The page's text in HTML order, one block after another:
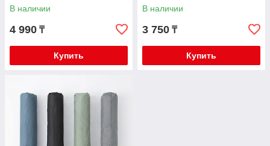
В наличии
4 990 ₸
Купить
В наличии
3 750 ₸
Купить